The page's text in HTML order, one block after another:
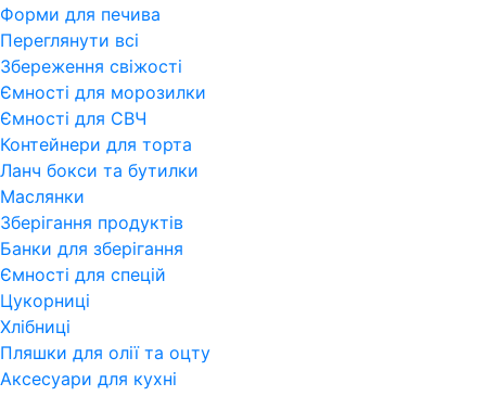
Форми для печива
Переглянути всi
Збереження свіжості
Ємності для морозилки
Ємності для СВЧ
Контейнери для торта
Ланч бокси та бутилки
Маслянки
Зберігання продуктів
Банки для зберігання
Ємності для спецій
Цукорниці
Хлібниці
Пляшки для олії та оцту
Аксесуари для кухні